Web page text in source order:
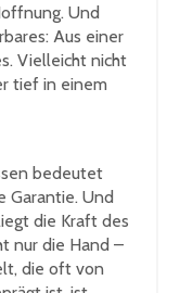
Und
Aus einer
Vielleicht nicht
tief in einem
bedeutet
Garantie. Und
die Kraft des
nur die Hand –
die oft von